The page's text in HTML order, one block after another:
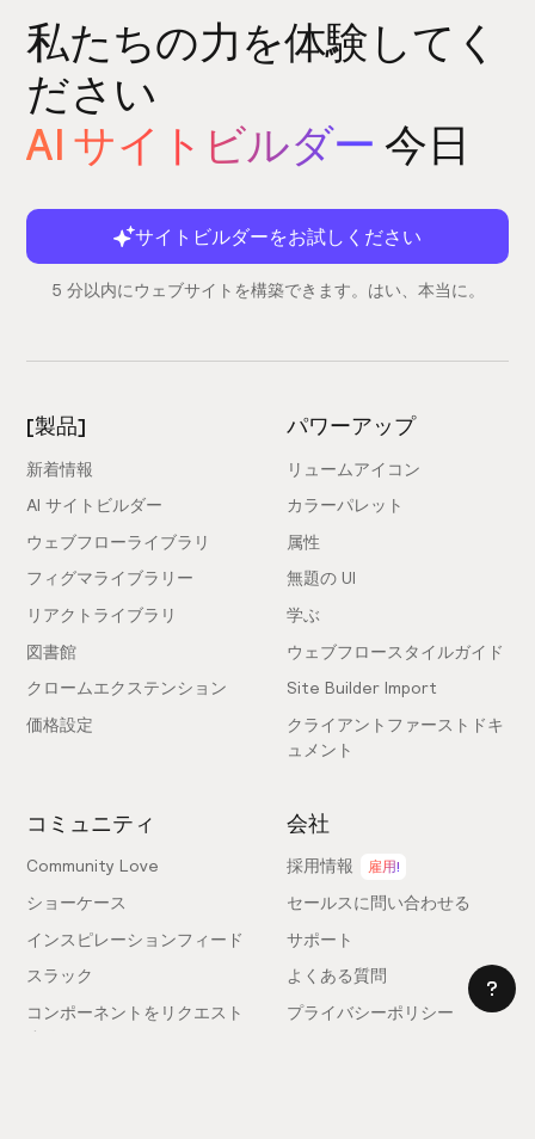
私たちの力を体験してく
ださい
AI サイトビルダー 今日
サイトビルダーをお試しください
5 分以内にウェブサイトを構築できます。はい、本当に。
[製品]
新着情報
AI サイトビルダー
ウェブフローライブラリ
フィグマライブラリー
リアクトライブラリ
図書館
クロームエクステンション
価格設定
パワーアップ
リュームアイコン
カラーパレット
属性
無題の UI
学ぶ
ウェブフロースタイルガイド
Site Builder Import
クライアントファーストドキ
ュメント
コミュニティ
Community Love
ショーケース
インスピレーションフィード
スラック
コンポーネントをリクエスト
する
会社
採用情報 雇用!
セールスに問い合わせる
サポート
よくある質問
プライバシーポリシー